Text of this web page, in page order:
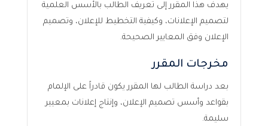
يهدف هذا المقرر إلى تعريف الطالب بالأسس العلمية
لتصميم الإعلانات، وكيفية التخطيط للإعلان، وتصميم
الإعلان وفق المعايير الصحيحة.
مخرجات المقرر
بعد دراسة الطالب لها المقرر يكون قادراً على الإلمام
بقواعد وأسس تصميم الإعلان، وإنتاج إعلانات بمعيير
سليمة.